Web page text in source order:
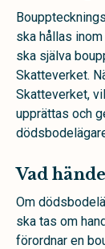
ska hållas
ska själva
Skatteverket.
Skatteverket,
upprättas och
Vad
Om
ska tas om
förordnar en